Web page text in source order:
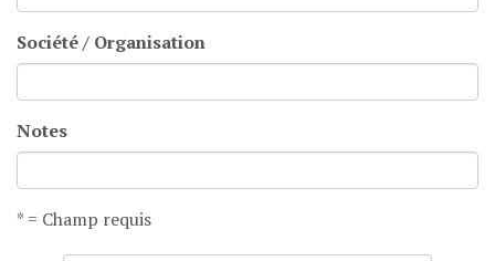
Société / Organisation
Notes
* = Champ requis